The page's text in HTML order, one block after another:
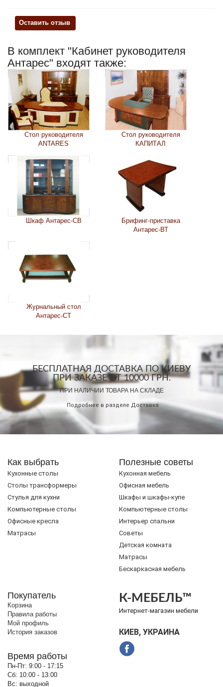
Оставить отзыв
В комплект "Кабинет руководителя
Антарес" входят также:
Стол руководителя
ANTARES
Стол руководителя
КАПИТАЛ
Шкаф Антарес-СВ
Брифинг-приставка
Антарес-ВТ
Журнальный стол
Антарес-СТ
БЕСПЛАТНАЯ ДОСТАВКА ПО КИЕВУ
ПРИ ЗАКАЗЕ ОТ 10000 ГРН.
ПРИ НАЛИЧИИ ТОВАРА НА СКЛАДЕ
Подробнее в разделе Доставка
Как выбрать
Кухонные столы
Cтолы трансформеры
Стулья для кухни
Компьютерные столы
Офисные кресла
Матрасы
Полезные советы
Кухонная мебель
Офисная мебель
Шкафы и шкафы-купе
Компьютерные столы
Интерьер спальни
Советы
Детская комната
Матрасы
Бескаркасная мебель
Покупатель
Корзина
Правила работы
Мой профиль
История заказов
Время работы
Пн-Пт: 9:00 - 17:15
Сб: 10:00 - 13:00
Вс: выходной
К-МЕБЕЛЬ™
Интернет-магазин мебели
КИЕВ, УКРАИНА